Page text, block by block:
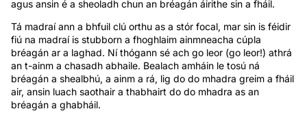
agus ansin é a sheoladh chun an bréagán áirithe sin a fháil.
Tá madraí ann a bhfuil clú orthu as a stór focal, mar sin is féidir
fiú na madraí is stubborn a fhoghlaim ainmneacha cúpla
bréagán ar a laghad. Ní thógann sé ach go leor (go leor!) athrá
an t-ainm a chasadh abhaile. Bealach amháin le tosú ná
bréagán a shealbhú, a ainm a rá, lig do do mhadra greim a fháil
air, ansin luach saothair a thabhairt do do mhadra as an
bréagán a ghabháil.